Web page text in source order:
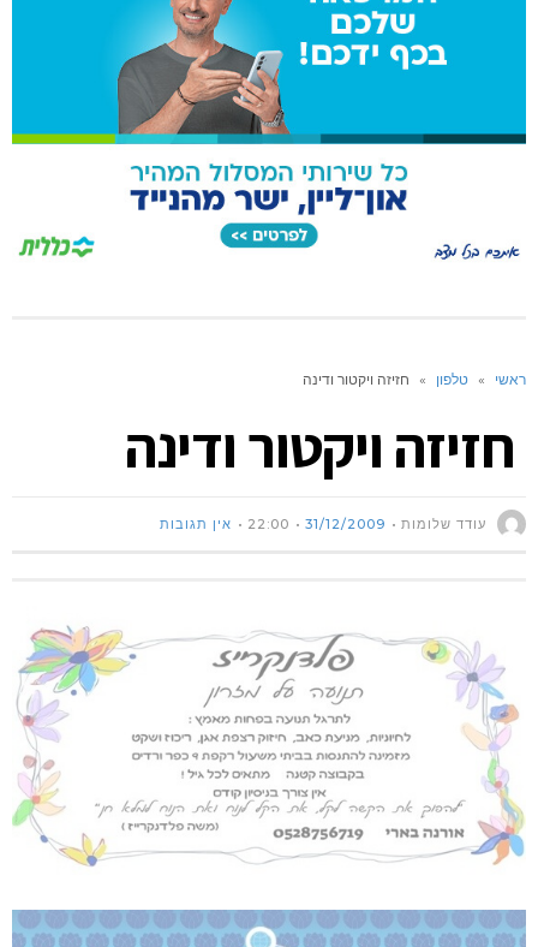
ראשי » טלפון » חזיזה ויקטור ודינה
חזיזה ויקטור ודינה
עודד שלומות 31/12/2009
22:00 אין תגובות